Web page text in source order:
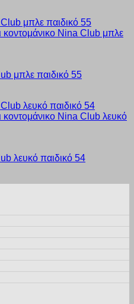
μπλε παιδικό 55
λευκό παιδικό 54